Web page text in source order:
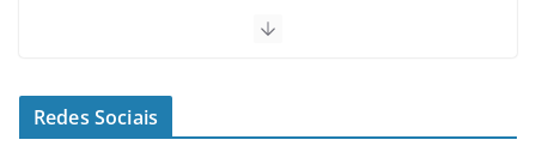
em 1ª Rua com o programa Meu
Redes Sociais